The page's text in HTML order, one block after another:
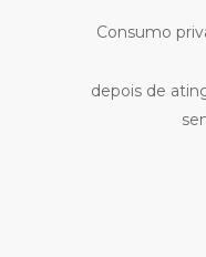
Consumo
depois de